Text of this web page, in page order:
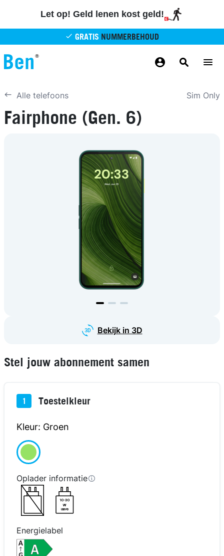
Let op! Geld lenen kost geld!
Alle telefoons Sim Only
Fairphone (Gen. 6)
Bekijk in 3D
in 3D
Stel jouw abonnement samen
1 Toestelkleur
Kleur: Groen
Oplader informatie
10-30
W
USB PD
Energielabel